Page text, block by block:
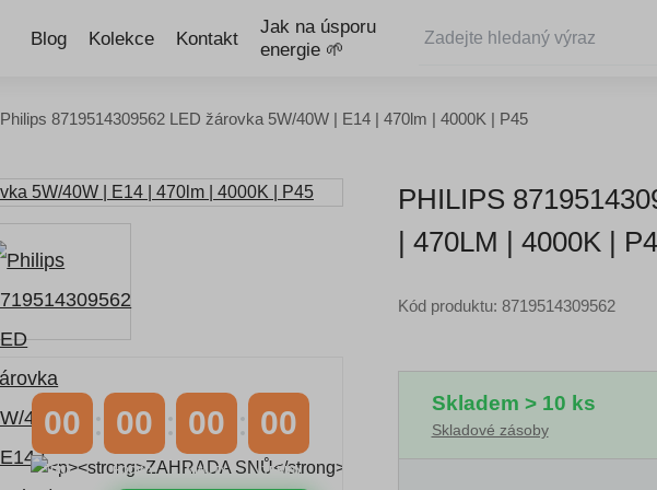
Blog Kolekce Kontakt
Jak na úsporu
energie 🌱
Philips 8719514309562 LED žárovka 5W/40W | E14 | 470lm | 4000K | P45
PHILIPS
| 470LM | 4000K |
00
DNY
00
HODINY
00
MINUTY
00
VTEŘINY
Kód produktu: 8719514309562
Skladem > 10 ks
Skladové zásoby